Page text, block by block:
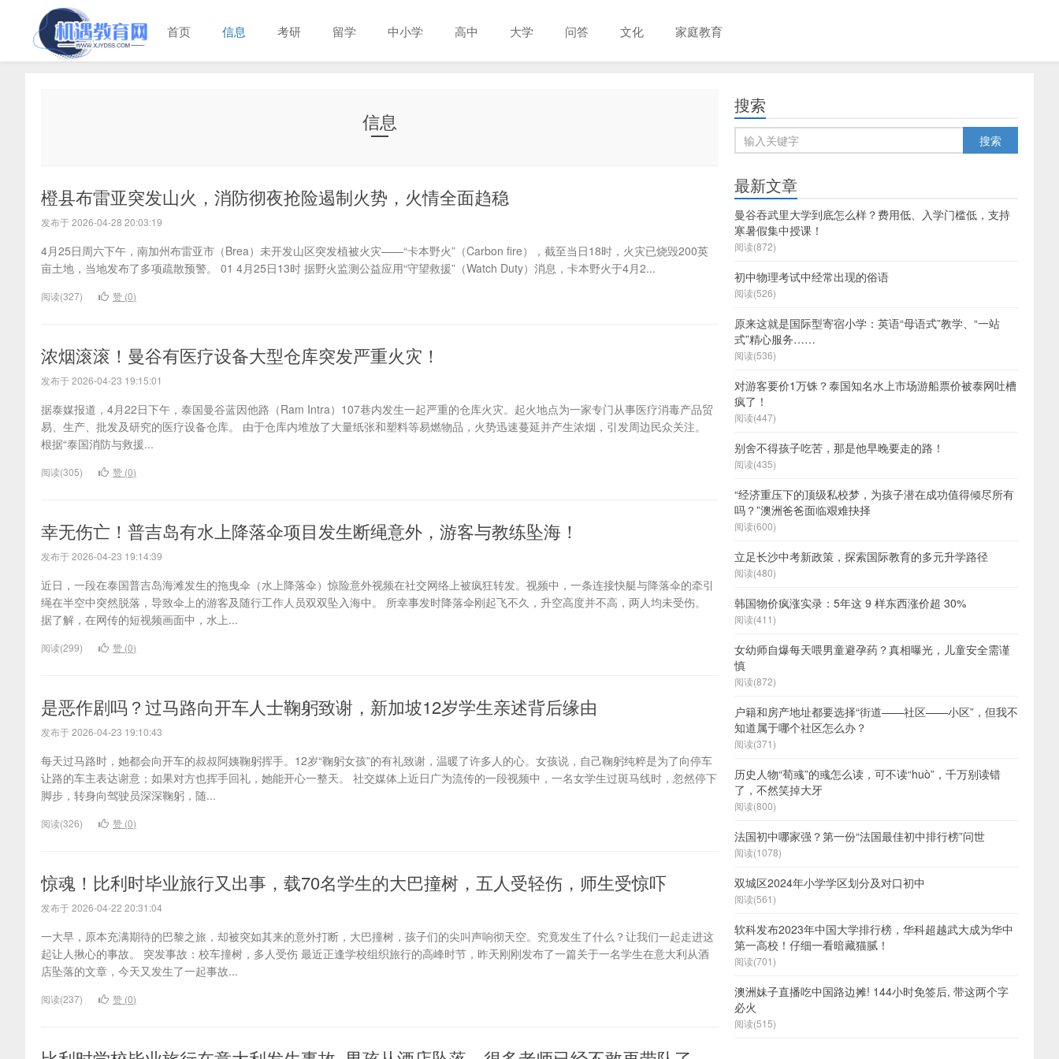
首页 信息 考研 留学 中小学 高中 大学 问答 文化 家庭教育
信息
橙县布雷亚突发山火，消防彻夜抢险遏制火势，火情全面趋稳
发布于 2026-04-28 20:03:19
4月25日周六下午，南加州布雷亚市（Brea）未开发山区突发植被火灾——“卡本野火”（Carbon fire），截至当日18时，火灾已烧毁200英
亩土地，当地发布了多项疏散预警。 01 4月25日13时 据野火监测公益应用“守望救援”（Watch Duty）消息，卡本野火于4月2...
阅读(327) 赞 (0)
浓烟滚滚！曼谷有医疗设备大型仓库突发严重火灾！
发布于 2026-04-23 19:15:01
据泰媒报道，4月22日下午，泰国曼谷蓝因他路（Ram Intra）107巷内发生一起严重的仓库火灾。起火地点为一家专门从事医疗消毒产品贸
易、生产、批发及研究的医疗设备仓库。 由于仓库内堆放了大量纸张和塑料等易燃物品，火势迅速蔓延并产生浓烟，引发周边民众关注。
根据“泰国消防与救援...
阅读(305) 赞 (0)
幸无伤亡！普吉岛有水上降落伞项目发生断绳意外，游客与教练坠海！
发布于 2026-04-23 19:14:39
近日，一段在泰国普吉岛海滩发生的拖曳伞（水上降落伞）惊险意外视频在社交网络上被疯狂转发。视频中，一条连接快艇与降落伞的牵引
绳在半空中突然脱落，导致伞上的游客及随行工作人员双双坠入海中。 所幸事发时降落伞刚起飞不久，升空高度并不高，两人均未受伤。
据了解，在网传的短视频画面中，水上...
阅读(299) 赞 (0)
是恶作剧吗？过马路向开车人士鞠躬致谢，新加坡12岁学生亲述背后缘由
发布于 2026-04-23 19:10:43
每天过马路时，她都会向开车的叔叔阿姨鞠躬挥手。12岁“鞠躬女孩”的有礼致谢，温暖了许多人的心。女孩说，自己鞠躬纯粹是为了向停车
让路的车主表达谢意；如果对方也挥手回礼，她能开心一整天。 社交媒体上近日广为流传的一段视频中，一名女学生过斑马线时，忽然停下
脚步，转身向驾驶员深深鞠躬，随...
阅读(326) 赞 (0)
惊魂！比利时毕业旅行又出事，载70名学生的大巴撞树，五人受轻伤，师生受惊吓
发布于 2026-04-22 20:31:04
一大早，原本充满期待的巴黎之旅，却被突如其来的意外打断，大巴撞树，孩子们的尖叫声响彻天空。究竟发生了什么？让我们一起走进这
起让人揪心的事故。 突发事故：校车撞树，多人受伤 最近正逢学校组织旅行的高峰时节，昨天刚刚发布了一篇关于一名学生在意大利从酒
店坠落的文章，今天又发生了一起事故...
阅读(237) 赞 (0)
搜索
最新文章
曼谷吞武里大学到底怎么样？费用低、入学门槛低，支持
寒暑假集中授课！
阅读(872)
初中物理考试中经常出现的俗语
阅读(526)
原来这就是国际型寄宿小学：英语“母语式”教学、“一站
式”精心服务……
阅读(536)
对游客要价1万铢？泰国知名水上市场游船票价被泰网吐槽
疯了！
阅读(447)
别舍不得孩子吃苦，那是他早晚要走的路！
阅读(435)
“经济重压下的顶级私校梦，为孩子潜在成功值得倾尽所有
吗？”澳洲爸爸面临艰难抉择
阅读(600)
立足长沙中考新政策，探索国际教育的多元升学路径
阅读(480)
韩国物价疯涨实录：5年这 9 样东西涨价超 30%
阅读(411)
女幼师自爆每天喂男童避孕药？真相曝光，儿童安全需谨
慎
阅读(872)
户籍和房产地址都要选择“街道——社区——小区”，但我不
知道属于哪个社区怎么办？
阅读(371)
历史人物“荀彧”的彧怎么读，可不读“huò”，千万别读错
了，不然笑掉大牙
阅读(800)
法国初中哪家强？第一份“法国最佳初中排行榜”问世
阅读(1078)
双城区2024年小学学区划分及对口初中
阅读(561)
软科发布2023年中国大学排行榜，华科超越武大成为华中
第一高校！仔细一看暗藏猫腻！
阅读(701)
澳洲妹子直播吃中国路边摊! 144小时免签后, 带这两个字
必火
阅读(515)